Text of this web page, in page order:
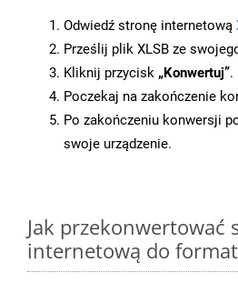
Odwiedź stronę internetową
Prześlij plik XLSB ze
Kliknij przycisk „Konwertuj”.
Poczekaj na zakończenie
Po zakończeniu konwersji
swoje urządzenie.
Jak przekonwertować
internetową do